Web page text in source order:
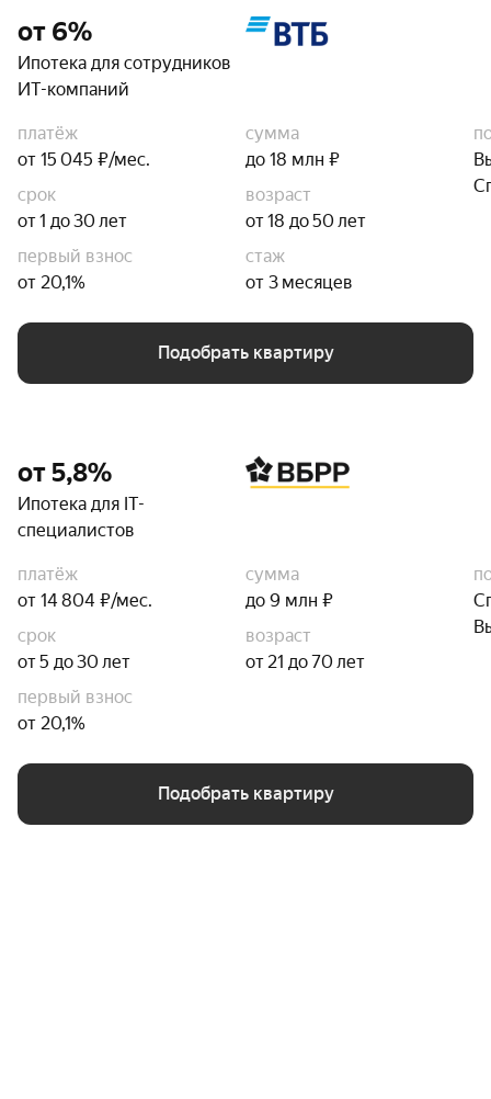
от 6%
Ипотека для сотрудников
ИТ-компаний
платёж
от 15 045 ₽/мес.
сумма
до 18 млн ₽
срок
от 1 до 30 лет
возраст
от 18 до 50 лет
первый взнос
от 20,1%
стаж
от 3 месяцев
Подобрать квартиру
от 5,8%
Ипотека для IT-
специалистов
платёж
от 14 804 ₽/мес.
сумма
до 9 млн ₽
срок
от 5 до 30 лет
возраст
от 21 до 70 лет
первый взнос
от 20,1%
Подобрать квартиру